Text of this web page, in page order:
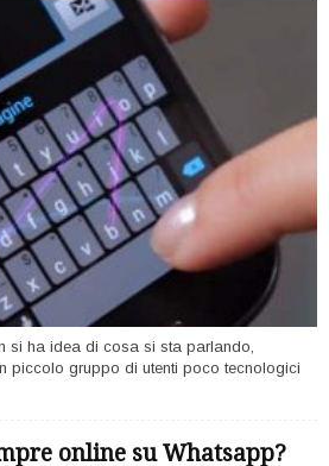
si ha idea di cosa si sta parlando,
piccolo gruppo di utenti poco tecnologici
online su Whatsapp?